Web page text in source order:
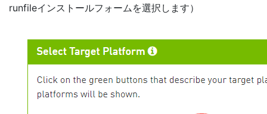
runfileインストールフォームを選択します）